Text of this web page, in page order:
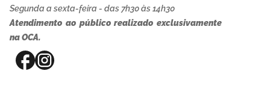
Segunda a sexta-feira - das 7h30 às 14h30
Atendimento ao público realizado exclusivamente
na OCA.